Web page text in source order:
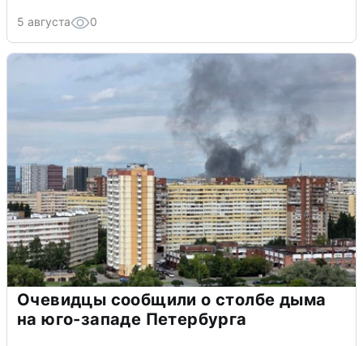
5 августа 0
Очевидцы сообщили о столбе дыма
на юго-западе Петербурга